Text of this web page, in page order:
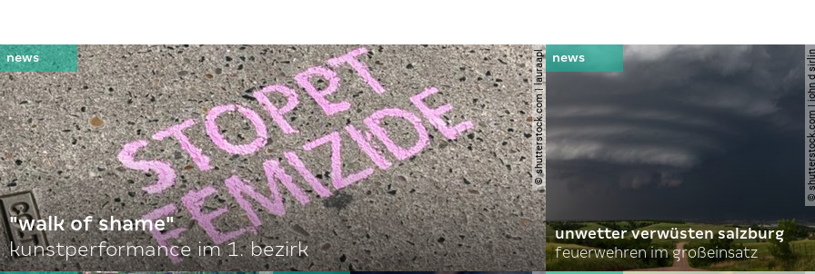
© shutterstock.com | lauraapl
"walk of shame"
kunstperformance im 1. bezirk
©
unwetter verwüsten salzburg
feuerwehren im großeinsatz